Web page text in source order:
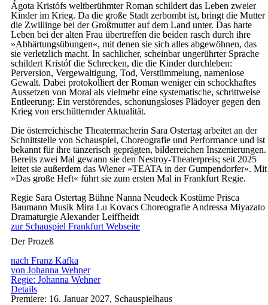
Ágota Kristófs weltberühmter Roman schildert das Leben zweier
Kinder im Krieg. Da die große Stadt zerbombt ist, bringt die Mutter
die Zwillinge bei der Großmutter auf dem Land unter. Das harte
Leben bei der alten Frau übertreffen die beiden rasch durch ihre
»Abhärtungsübungen«, mit denen sie sich alles abgewöhnen, das
sie verletzlich macht. In sachlicher, scheinbar ungerührter Sprache
schildert Kristóf die Schrecken, die die Kinder durchleben:
Perversion, Vergewaltigung, Tod, Verstümmelung, namenlose
Gewalt. Dabei protokolliert der Roman weniger ein schockhaftes
Aussetzen von Moral als vielmehr eine systematische, schrittweise
Entleerung: Ein verstörendes, schonungsloses Plädoyer gegen den
Krieg von erschütternder Aktualität.
Die österreichische Theatermacherin Sara Ostertag arbeitet an der
Schnittstelle von Schauspiel, Choreografie und Performance und ist
bekannt für ihre tänzerisch geprägten, bilderreichen Inszenierungen.
Bereits zwei Mal gewann sie den Nestroy-Theaterpreis; seit 2025
leitet sie außerdem das Wiener »TEATA in der Gumpendorfer«. Mit
»Das große Heft« führt sie zum ersten Mal in Frankfurt Regie.
RegieSara Ostertag Bühne Nanna Neudeck Kostüme Prisca
Baumann MusikMira Lu Kovacs ChoreografieAndressa Miyazato
DramaturgieAlexander Leiffheidt
zur Schauspiel Frankfurt Webseite
Der Prozeß
nach Franz Kafka
von Johanna Wehner
Regie: Johanna Wehner
Details
Premiere: 16. Januar 2027, Schauspielhaus